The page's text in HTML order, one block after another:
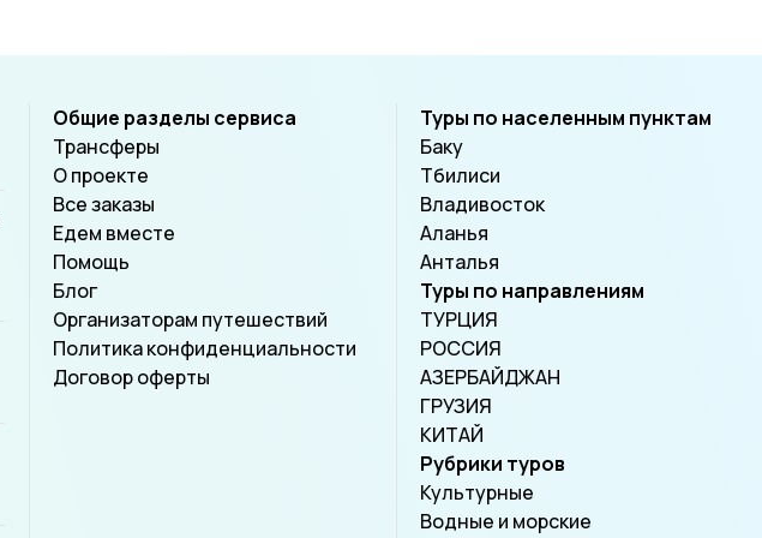
Общие разделы сервиса
Трансферы
О проекте
Все заказы
Едем вместе
Помощь
Блог
Организаторам путешествий
Политика конфиденциальности
Договор оферты
Туры по населенным пунктам
Баку
Тбилиси
Владивосток
Аланья
Анталья
Туры по направлениям
ТУРЦИЯ
РОССИЯ
АЗЕРБАЙДЖАН
ГРУЗИЯ
КИТАЙ
Рубрики туров
Культурные
Водные и морские